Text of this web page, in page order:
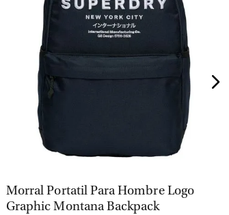
VISTA RÁPIDA
Morral Portatil Para Hombre Logo
Graphic Montana Backpack